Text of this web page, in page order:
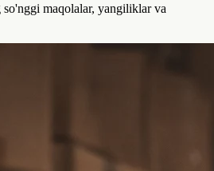
maqolalar, yangiliklar va